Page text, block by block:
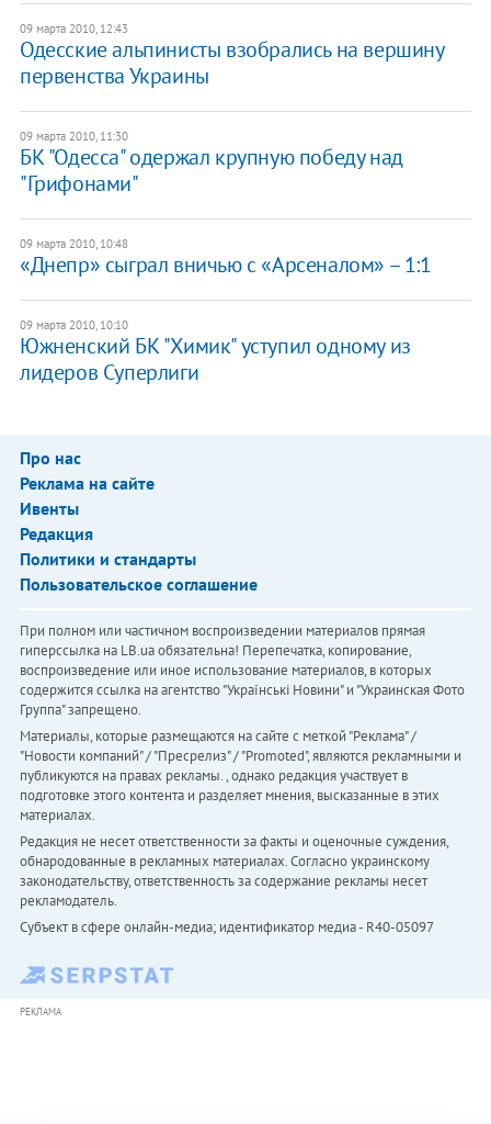
09 марта 2010, 12:43
Одесские альпинисты взобрались на вершину
первенства Украины
09 марта 2010, 11:30
БК "Одесса" одержал крупную победу над
"Грифонами"
09 марта 2010, 10:48
«Днепр» сыграл вничью с «Арсеналом» – 1:1
09 марта 2010, 10:10
Южненский БК "Химик" уступил одному из
лидеров Суперлиги
Про нас
Реклама на сайте
Ивенты
Редакция
Политики и стандарты
Пользовательское соглашение
При полном или частичном воспроизведении материалов прямая
гиперссылка на LB.ua обязательна! Перепечатка, копирование,
воспроизведение или иное использование материалов, в которых
содержится ссылка на агентство "Українськi Новини" и "Украинская Фото
Группа" запрещено.
Материалы, которые размещаются на сайте с меткой "Реклама" /
"Новости компаний" / "Пресрелиз" / "Promoted", являются рекламными и
публикуются на правах рекламы. , однако редакция участвует в
подготовке этого контента и разделяет мнения, высказанные в этих
материалах.
Редакция не несет ответственности за факты и оценочные суждения,
обнародованные в рекламных материалах. Согласно украинскому
законодательству, ответственность за содержание рекламы несет
рекламодатель.
Субъект в сфере онлайн-медиа; идентификатор медиа - R40-05097
РЕКЛАМА